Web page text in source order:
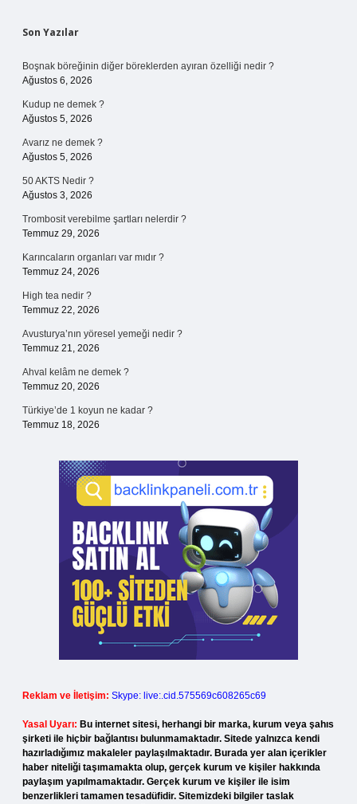
Sidebar
Son Yazılar
Boşnak böreğinin diğer böreklerden ayıran özelliği nedir ?
Ağustos 6, 2026
Kudup ne demek ?
Ağustos 5, 2026
Avarız ne demek ?
Ağustos 5, 2026
50 AKTS Nedir ?
Ağustos 3, 2026
Trombosit verebilme şartları nelerdir ?
Temmuz 29, 2026
Karıncaların organları var mıdır ?
Temmuz 24, 2026
High tea nedir ?
Temmuz 22, 2026
Avusturya’nın yöresel yemeği nedir ?
Temmuz 21, 2026
Ahval kelâm ne demek ?
Temmuz 20, 2026
Türkiye’de 1 koyun ne kadar ?
Temmuz 18, 2026
Reklam ve İletişim: Skype: live:.cid.575569c608265c69
Yasal Uyarı: Bu internet sitesi, herhangi bir marka, kurum veya şahıs
şirketi ile hiçbir bağlantısı bulunmamaktadır. Sitede yalnızca kendi
hazırladığımız makaleler paylaşılmaktadır. Burada yer alan içerikler
haber niteliği taşımamakta olup, gerçek kurum ve kişiler hakkında
paylaşım yapılmamaktadır. Gerçek kurum ve kişiler ile isim
benzerlikleri tamamen tesadüfidir. Sitemizdeki bilgiler taslak